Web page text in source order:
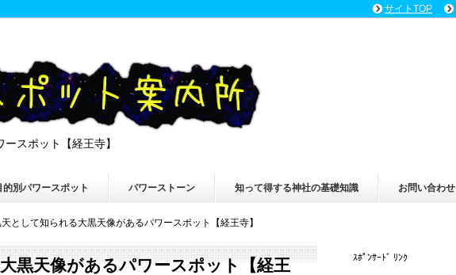
スポット【経王寺】
的別パワースポット パワーストーン 知って得する神社の基礎知識 お問い合わせ
として知られる大黒天像があるパワースポット【経王寺】
黒天像があるパワースポット【経王 ｽﾎﾟﾝｻｰﾄﾞ ﾘﾝｸ
サイトTOP